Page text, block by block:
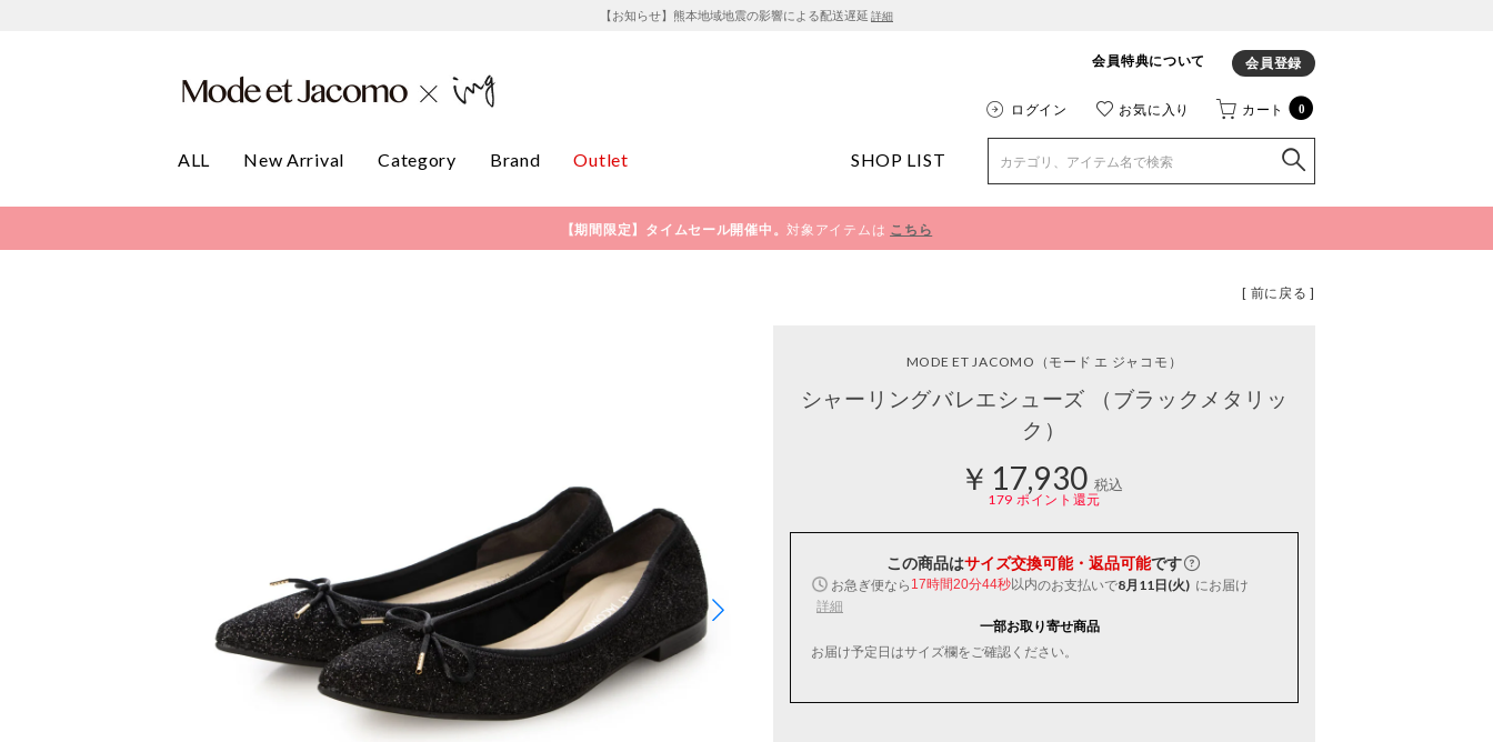
【お知らせ】熊本地域地震の影響による配送遅延 詳細
会員特典について 会員登録
ログイン お気に入り カート 0
ALL New Arrival Category Brand Outlet SHOP LIST
【期間限定】タイムセール開催中。対象アイテムは こちら
[ 前に戻る ]
MODE ET JACOMO （モード エ ジャコモ）
シャーリングバレエシューズ （ブラックメタリッ
ク）
￥17,930 税込
179 ポイント還元
この商品はサイズ交換可能・返品可能です
お急ぎ便なら 17時間20分44秒以内のお支払いで8月11日(火) にお届け
詳細
一部お取り寄せ商品
お届け予定日はサイズ欄をご確認ください。